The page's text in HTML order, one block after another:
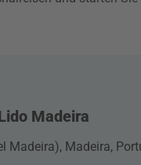
Madeira
Madeira), Madeira,